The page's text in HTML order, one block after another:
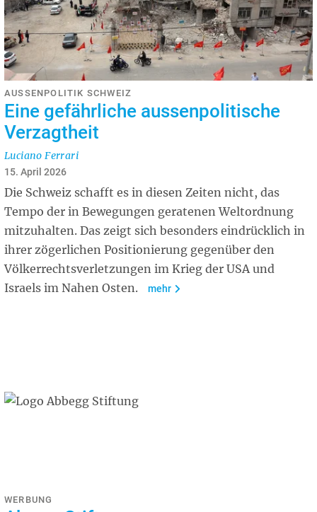
AUSSENPOLITIK SCHWEIZ
Eine gefährliche aussenpolitische
Verzagtheit
Luciano Ferrari
15. April 2026
Die Schweiz schafft es in diesen Zeiten nicht, das
Tempo der in Bewegungen geratenen Weltordnung
mitzuhalten. Das zeigt sich besonders eindrücklich in
ihrer zögerlichen Positionierung gegenüber den
Völkerrechtsverletzungen im Krieg der USA und
Israels im Nahen Osten.
mehr
WERBUNG